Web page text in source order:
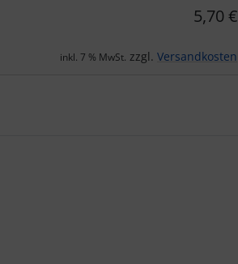
5,70 €
inkl. 7 % MwSt. zzgl. Versandkosten